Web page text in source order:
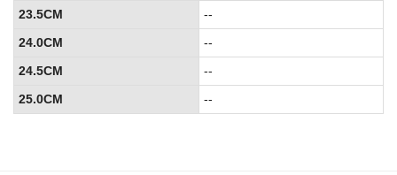
23.5CM
--
24.0CM
--
24.5CM
--
25.0CM
--